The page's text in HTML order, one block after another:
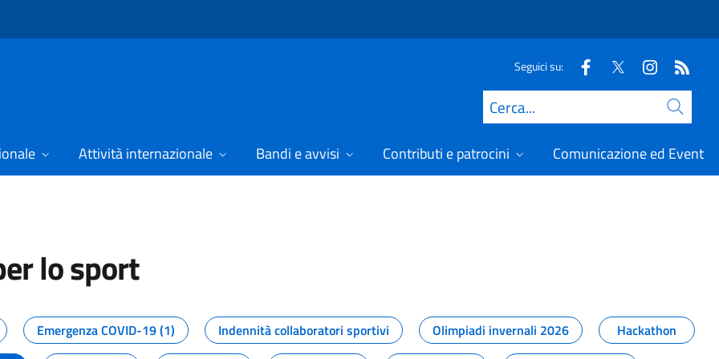
Seguici su:
Cerca
Attività internazionale Bandi e avvisi Contributi e patrocini Comunicazione ed Eventi
lo sport
dal Dipartimento per lo sport
Emergenza COVID-19 (1) Indennità collaboratori sportivi Olimpiadi invernali 2026
Hackathon